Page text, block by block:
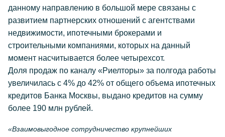
данному направлению в большой мере связаны с
развитием партнерских отношений с агентствами
недвижимости, ипотечными брокерами и
строительными компаниями, которых на данный
момент насчитывается более четырехсот.
Доля продаж по каналу «Риелторы» за полгода работы
увеличилась с 4% до 42% от общего объема ипотечных
кредитов Банка Москвы, выдано кредитов на сумму
более 190 млн рублей.
«Взаимовыгодное сотрудничество крупнейших